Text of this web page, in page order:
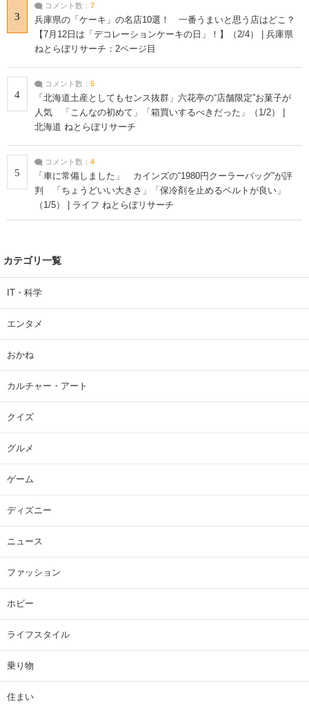
3
コメント数： 7
兵庫県の「ケーキ」の名店10選！ 一番うまいと思う店はどこ？
【7月12日は「デコレーションケーキの日」！】（2/4） | 兵庫県
ねとらぼリサーチ：2ページ目
4
コメント数： 5
「北海道土産としてもセンス抜群」六花亭の“店舗限定”お菓子が
人気 「こんなの初めて」「箱買いするべきだった」（1/2） |
北海道 ねとらぼリサーチ
5
コメント数： 4
「車に常備しました」 カインズの“1980円クーラーバッグ”が評
判 「ちょうどいい大きさ」「保冷剤を止めるベルトが良い」
（1/5） | ライフ ねとらぼリサーチ
カテゴリ一覧
IT・科学
エンタメ
おかね
カルチャー・アート
クイズ
グルメ
ゲーム
ディズニー
ニュース
ファッション
ホビー
ライフスタイル
乗り物
住まい